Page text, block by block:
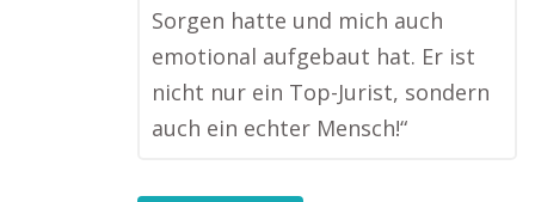
Sorgen hatte und mich auch
emotional aufgebaut hat. Er ist
nicht nur ein Top-Jurist, sondern
auch ein echter Mensch!“